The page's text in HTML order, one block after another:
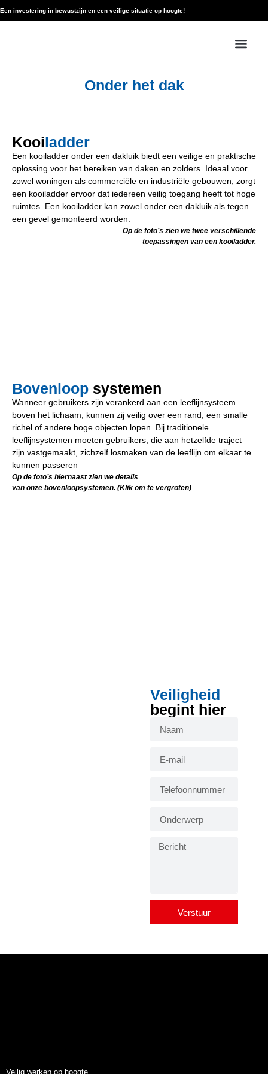
Een investering in bewustzijn en een veilige situatie op hoogte!
Onder het dak
Kooiladder
Een kooiladder onder een dakluik biedt een veilige en praktische
oplossing voor het bereiken van daken en zolders. Ideaal voor
zowel woningen als commerciële en industriële gebouwen, zorgt
een kooiladder ervoor dat iedereen veilig toegang heeft tot hoge
ruimtes. Een kooiladder kan zowel onder een dakluik als tegen
een gevel gemonteerd worden.
Op de foto’s zien we twee verschillende
toepassingen van een kooiladder.
Bovenloop systemen
Wanneer gebruikers zijn verankerd aan een leeflijnsysteem
boven het lichaam, kunnen zij veilig over een rand, een smalle
richel of andere hoge objecten lopen. Bij traditionele
leeflijnsystemen moeten gebruikers, die aan hetzelfde traject
zijn vastgemaakt, zichzelf losmaken van de leeflijn om elkaar te
kunnen passeren
Op de foto’s hiernaast zien we details
van onze bovenloopsystemen. (Klik om te vergroten)
Veiligheid
begint hier
Verstuur
Veilig werken op hoogte